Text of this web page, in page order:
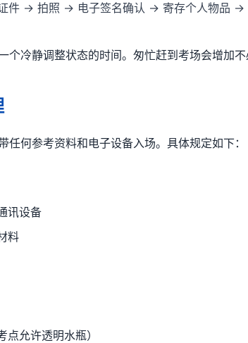
件 → 拍照 → 电子签名确认 → 寄存个人物品 →
冷静调整状态的时间。匆忙赶到考场会增加不
任何参考资料和电子设备入场。具体规定如下：
讯设备
料
允许透明水瓶）